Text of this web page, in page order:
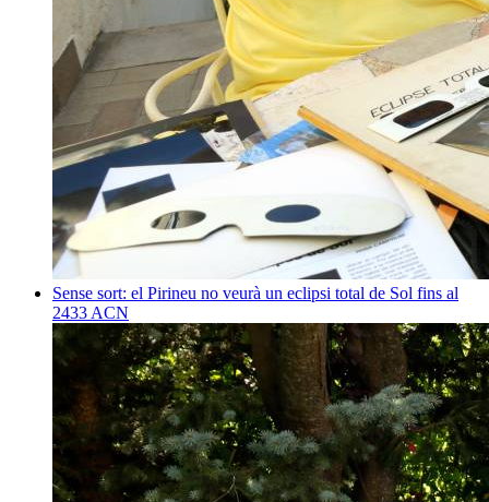
Sense sort: el Pirineu no veurà un eclipsi total de Sol fins al
2433 ACN